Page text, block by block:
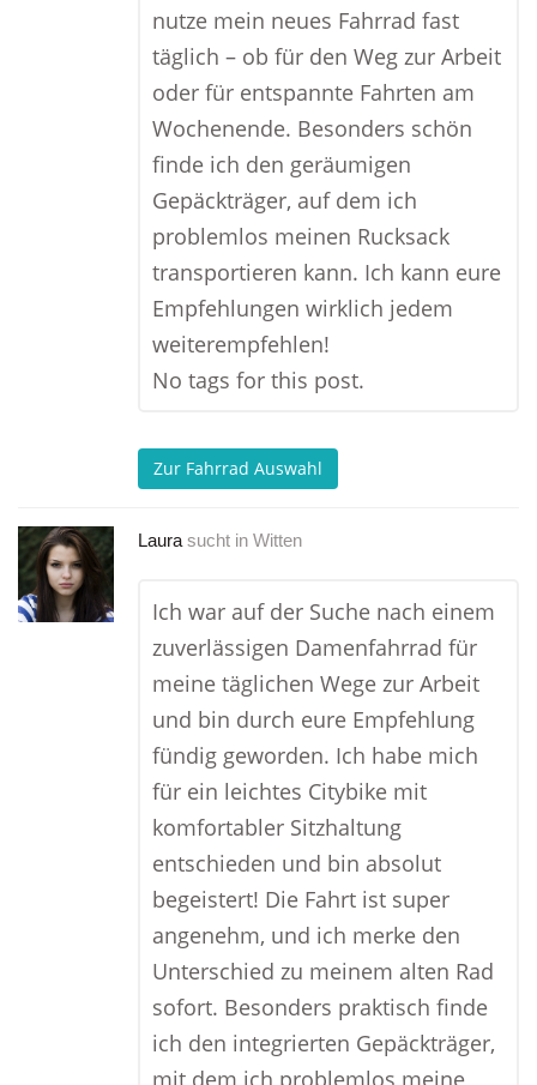
nutze mein neues Fahrrad fast
täglich – ob für den Weg zur Arbeit
oder für entspannte Fahrten am
Wochenende. Besonders schön
finde ich den geräumigen
Gepäckträger, auf dem ich
problemlos meinen Rucksack
transportieren kann. Ich kann eure
Empfehlungen wirklich jedem
weiterempfehlen!
No tags for this post.
Zur Fahrrad Auswahl
Laura sucht in Witten
Ich war auf der Suche nach einem
zuverlässigen Damenfahrrad für
meine täglichen Wege zur Arbeit
und bin durch eure Empfehlung
fündig geworden. Ich habe mich
für ein leichtes Citybike mit
komfortabler Sitzhaltung
entschieden und bin absolut
begeistert! Die Fahrt ist super
angenehm, und ich merke den
Unterschied zu meinem alten Rad
sofort. Besonders praktisch finde
ich den integrierten Gepäckträger,
mit dem ich problemlos meine